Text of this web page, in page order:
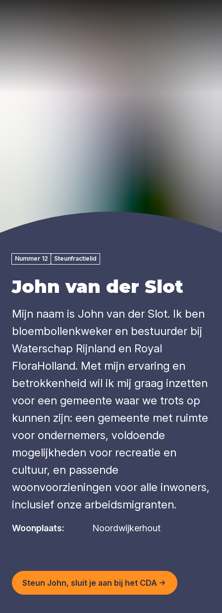
Nummer 12 Steunfractielid
John van der Slot
Mijn naam is John van der Slot. Ik ben
bloembollenkweker en bestuurder bij
Waterschap Rijnland en Royal
FloraHolland. Met mijn ervaring en
betrokkenheid wil ik mij graag inzetten
voor een gemeente waar we trots op
kunnen zijn: een gemeente met ruimte
voor ondernemers, voldoende
mogelijkheden voor recreatie en
cultuur, en passende
woonvoorzieningen voor alle inwoners,
inclusief onze arbeidsmigranten.
Woonplaats: Noordwijkerhout
Steun John, sluit je aan bij het CDA